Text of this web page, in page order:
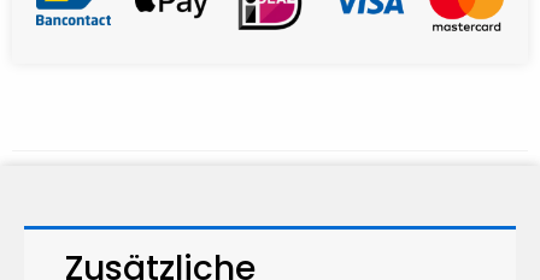
Zusätzliche